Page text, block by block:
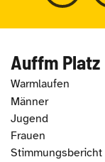
Auffm Platz
Warmlaufen
Männer
Jugend
Frauen
Stimmungsbericht